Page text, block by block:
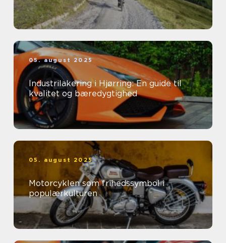
05. august 2025
Industrilakering i Hjørring: En guide til
kvalitet og bæredygtighed
05. august 2025
Motorcyklen som frihedssymbol i
populærkulturen